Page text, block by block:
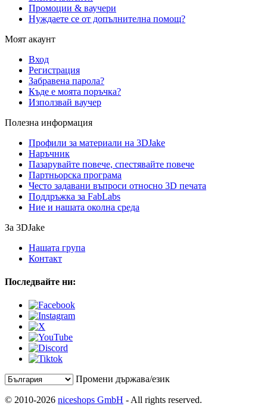
Промоции & ваучери
Нуждаете се от допълнителна помощ?
Моят акаунт
Вход
Регистрация
Забравена парола?
Къде е моята поръчка?
Използвай ваучер
Полезна информация
Профили за материали на 3DJake
Наръчник
Пазарувайте повече, спестявайте повече
Партньорска програма
Често задавани въпроси относно 3D печата
Поддръжка за FabLabs
Ние и нашата околна среда
За 3DJake
Нашата група
Контакт
Последвайте ни:
Промени държава/език
© 2010-2026 niceshops GmbH - All rights reserved.